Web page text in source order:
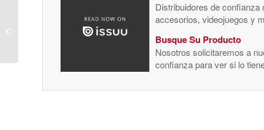
Distribuidores de confianza
accesorios, videojuegos y
Busque Su Producto
Nosotros solicitaremos a
confianza para ver si lo
One, M4 chip (8-Core
CPU / 10-Core GPU),